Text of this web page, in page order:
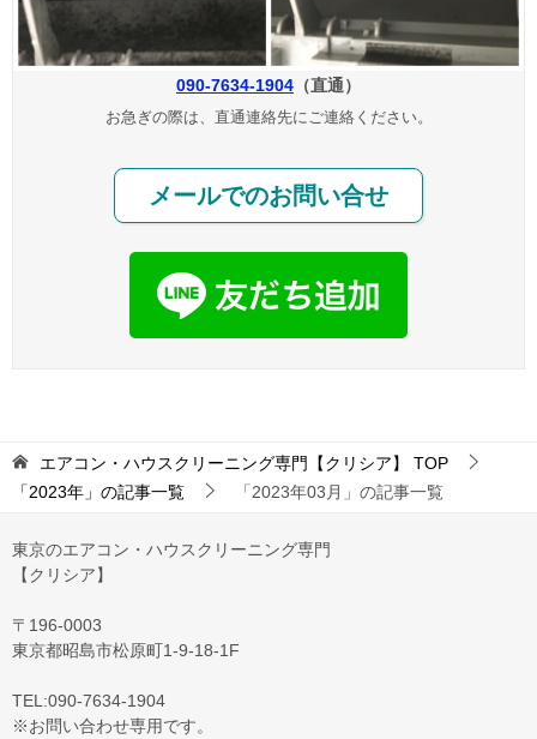
090-7634-1904 （直通）
お急ぎの際は、直通連絡先にご連絡ください。
メールでのお問い合せ
エアコン・ハウスクリーニング専門【クリシア】
TOP
「2023年」の記事一覧
「2023年03月」の記事一覧
東京のエアコン・ハウスクリーニング専門
【クリシア】
〒196-0003
東京都昭島市松原町1-9‐18‐1F
TEL:090-7634-1904
※お問い合わせ専用です。